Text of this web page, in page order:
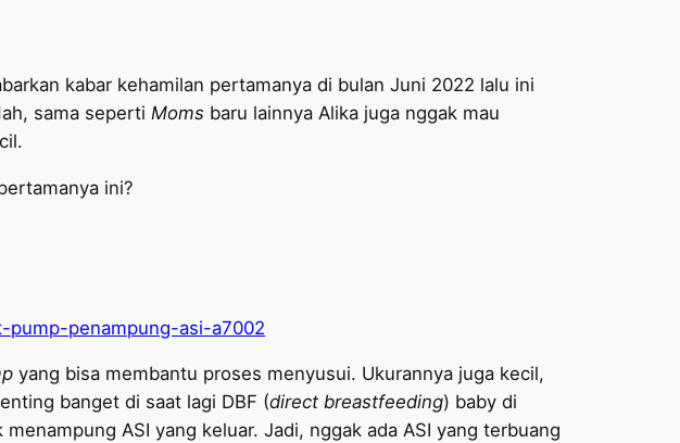
kabar kehamilan pertamanya di bulan Juni 2022 lalu ini
sama seperti Moms baru lainnya Alika juga nggak mau
ini?
penampung-asi-a7002
yang bisa membantu proses menyusui. Ukurannya juga kecil,
banget di saat lagi DBF (direct breastfeeding) baby di
menampung ASI yang keluar. Jadi, nggak ada ASI yang terbuang